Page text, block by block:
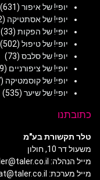
יופי! של איפור (631)
יופי! של אסתטיקה (502)
יופי! של הפקות (33)
יופי! של טיפול (502)
יופי! של סלבס (73)
יופי! של ציפורניים (259)
יופי! של קוסמטיקה (547)
יופי! של שיער (535)
כתובתנו
טלר תקשורת בע"מ
משעול דר 10, חולון
מייל הנהלה: taler@taler.co.il
מייל מערכת: anat@taler.co.il